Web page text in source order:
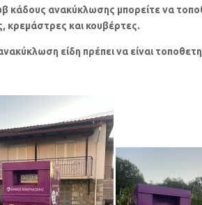
κάδους ανακύκλωσης μπορείτε να
κρεμάστρες και κουβέρτες.
είδη πρέπει να είναι